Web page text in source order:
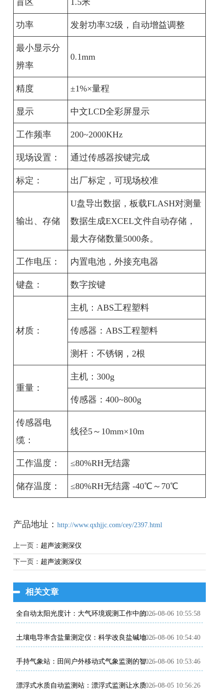
盲区 1.5米
功率 发射功率32级，自动增益调整
最小显示分
辨率
0.1mm
精度 ±1%×量程
显示 中文LCD全彩屏显示
工作频率 200~2000KHz
现场设置： 通过传感器按键完成
标定： 出厂标定，可现场校准
输出、存储
U盘导出数据，板载FLASH对测量
数据生成EXCEL文件自动存储，
最大存储数量5000条。
工作电压： 内置电池，外接充电器
键盘： 数字按键
材质：
主机：ABS工程塑料
传感器：ABS工程塑料
测杆：不锈钢，2根
重量：
主机：300g
传感器：400~800g
传感器电
缆：
线径5～10mm×10m
工作温度： ≤80%RH无结露
储存温度： ≤80%RH无结露 -40℃～70℃
产品地址： http://www.qxhjjc.com/cey/2397.html
上一页： 超声波测深仪
下一页： 超声波测深仪
相关文章
全自动太阳光度计：大气环境观测工作中的专业智能监测设备
2026-08-06 10:55:58
土壤电导率含盐量测定仪：科学改良盐碱地的田间检测利器
2026-08-06 10:54:40
手持气象站：田间户外移动式气象监测的智能便携装备
2026-08-06 10:53:46
漂浮式水质自动监测站：漂浮式监测让水质变化有据可查
2026-08-05 10:56:26